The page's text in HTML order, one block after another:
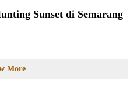
Sunset di Semarang
More